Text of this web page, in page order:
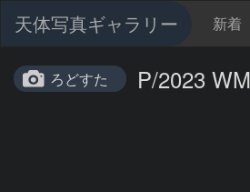
天体写真ギャラリー 新着
ろどすた P/2023